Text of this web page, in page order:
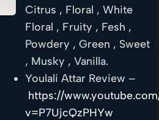
Citrus , Floral , White
Floral , Fruity , Fesh ,
Powdery , Green , Sweet
, Musky , Vanilla.
Youlali Attar Review –
https://
v=P7UjcQzPHYw